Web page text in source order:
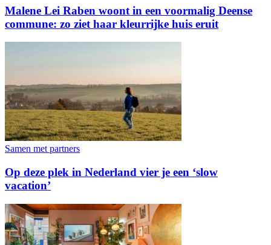
Malene Lei Raben woont in een voormalig Deense
commune: zo ziet haar kleurrijke huis eruit
Samen met partners
Op deze plek in Nederland vier je een ‘slow
vacation’